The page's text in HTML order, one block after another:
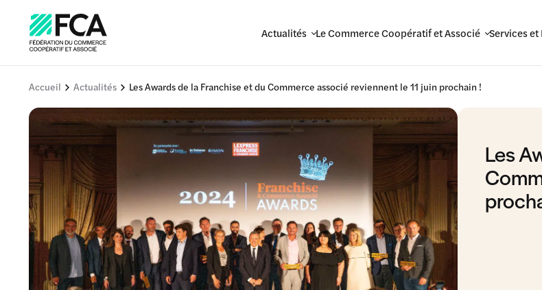
Actualités Le Commerce Coopératif et Associé Services
Accueil Actualités Les Awards de la Franchise et du Commerce associé reviennent le 11 juin prochain !
Les